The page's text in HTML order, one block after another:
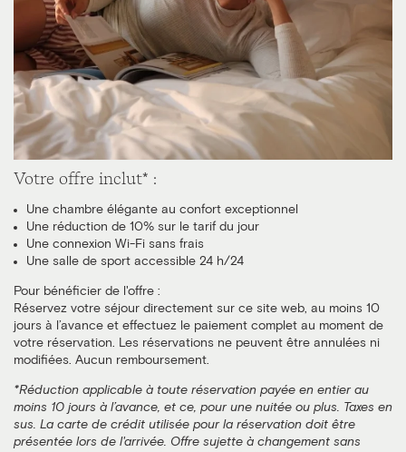
Votre offre inclut* :
Une chambre élégante au confort exceptionnel
Une réduction de 10% sur le tarif du jour
Une connexion Wi-Fi sans frais
Une salle de sport accessible 24 h/24
Pour bénéficier de l'offre :
Réservez votre séjour directement sur ce site web, au moins 10
jours à l’avance et effectuez le paiement complet au moment de
votre réservation. Les réservations ne peuvent être annulées ni
modifiées. Aucun remboursement.
*Réduction applicable à toute réservation payée en entier au
moins 10 jours à l’avance, et ce, pour une nuitée ou plus. Taxes en
sus. La carte de crédit utilisée pour la réservation doit être
présentée lors de l'arrivée. Offre sujette à changement sans